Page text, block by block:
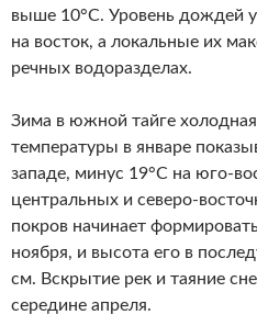
выше 10°С. Уровень дождей
на восток, а локальные их
речных водоразделах.
Зима в южной тайге
температуры в январе
западе, минус 19°С на юго-
центральных и северо-
покров начинает
ноября, и высота его в
см. Вскрытие рек и таяние
середине апреля.